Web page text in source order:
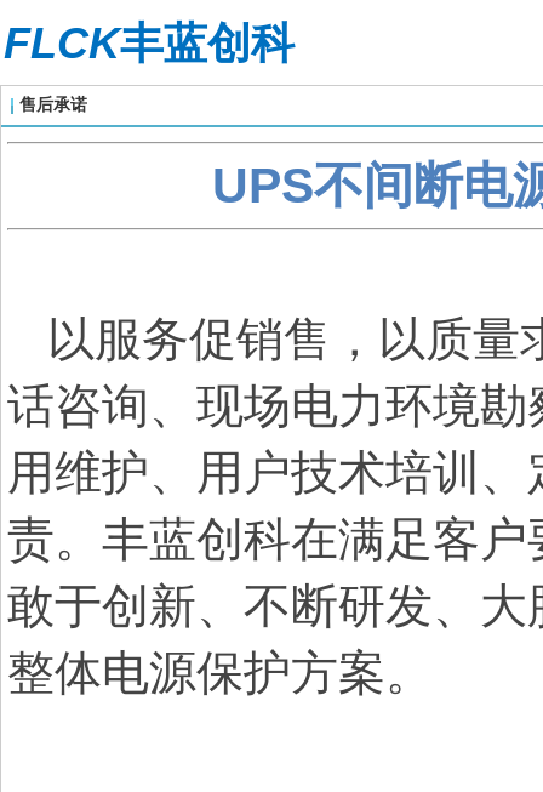
FLCK丰蓝创科
售后承诺
UPS不间断电
以服务促销售，以质量
话咨询、现场电力环境
用维护、用户技术培训
责。 丰蓝创科在满足客户
敢于创新、不断研发、
整体电源保护方案。